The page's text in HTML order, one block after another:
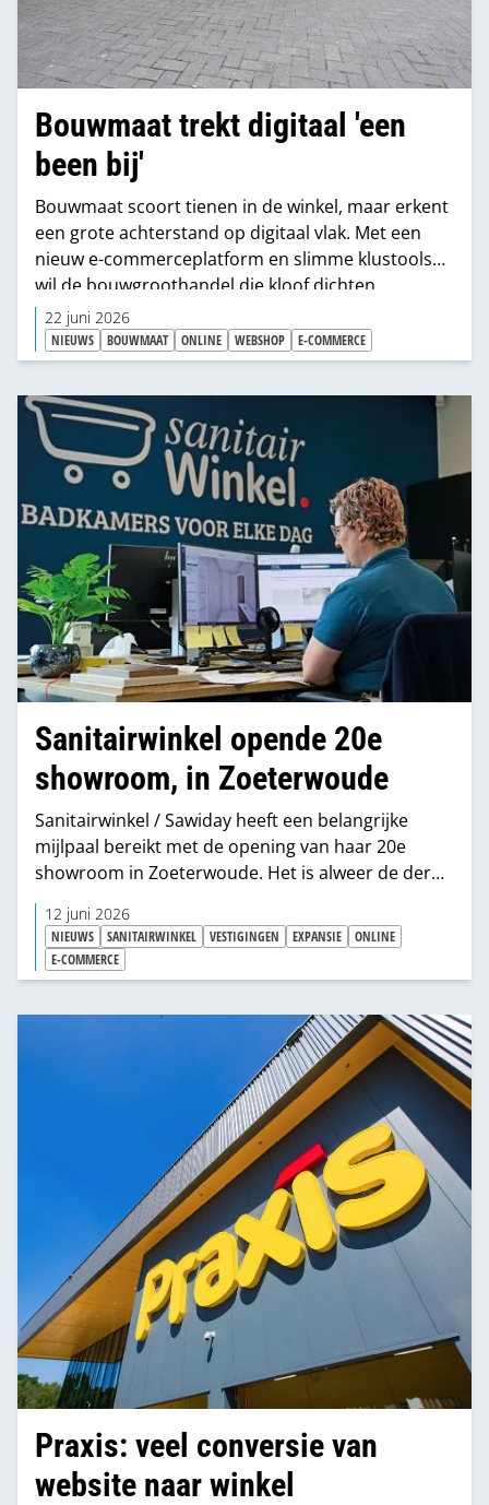
Bouwmaat trekt digitaal 'een
been bij'
Bouwmaat scoort tienen in de winkel, maar erkent
een grote achterstand op digitaal vlak. Met een
nieuw e-commerceplatform en slimme klustools
wil de bouwgroothandel die kloof dichten.
22 juni 2026
NIEUWS BOUWMAAT ONLINE WEBSHOP E-COMMERCE
Sanitairwinkel opende 20e
showroom, in Zoeterwoude
Sanitairwinkel / Sawiday heeft een belangrijke
mijlpaal bereikt met de opening van haar 20e
showroom in Zoeterwoude. Het is alweer de derde
nieuwe winkel die dit jaar de deuren opent, een
prestatie waar het team enorm trots op is.
12 juni 2026
NIEUWS SANITAIRWINKEL VESTIGINGEN EXPANSIE
ONLINE
E-COMMERCE
Praxis: veel conversie van
website naar winkel